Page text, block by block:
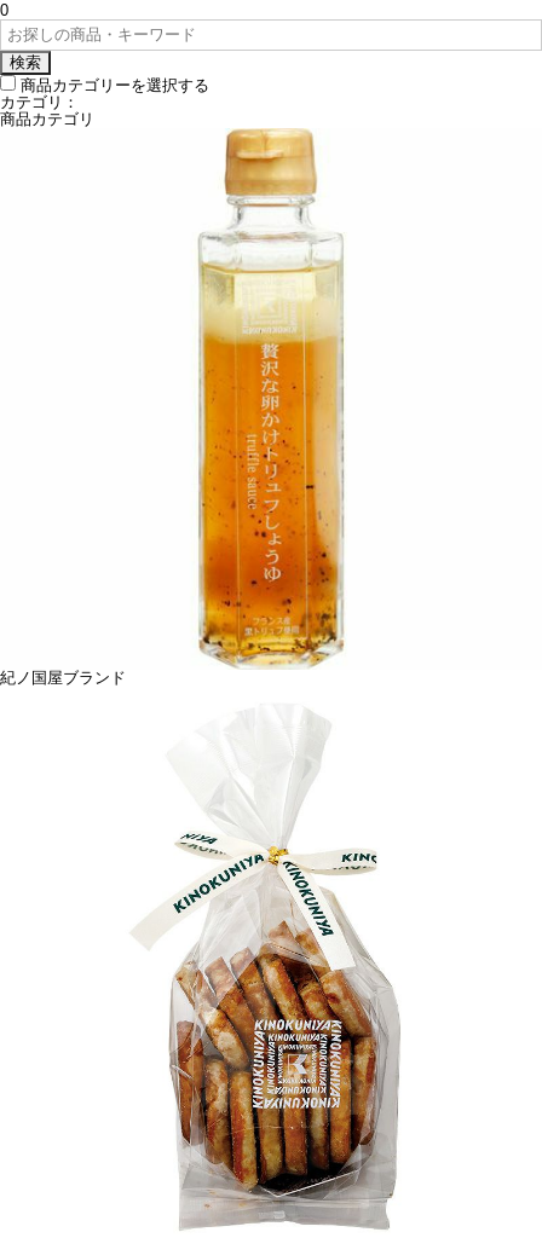
0
検索
商品カテゴリーを選択する
カテゴリ：
商品カテゴリ
紀ノ国屋ブランド